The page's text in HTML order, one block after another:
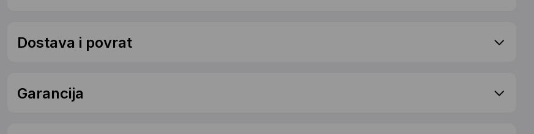
Dostava i povrat
Garancija